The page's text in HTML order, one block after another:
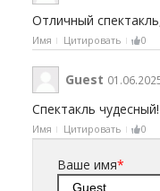
Отличный
Имя Цитировать 0
Guest
Спектакль чудесный!
Имя Цитировать 0
Ваше имя*